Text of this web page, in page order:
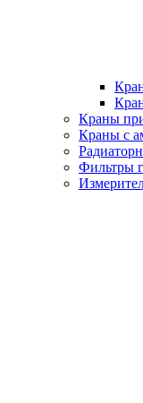
Краны
Краны с
Фильтры